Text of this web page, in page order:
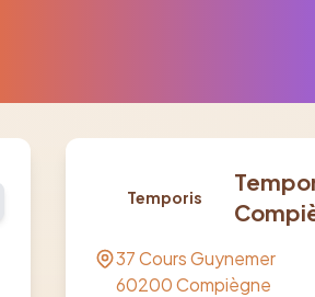
Temporis
37 Cours Guynemer
60200Compiègne